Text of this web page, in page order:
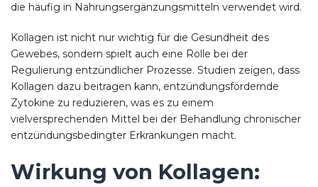
die häufig in Nahrungsergänzungsmitteln verwendet wird.
Kollagen ist nicht nur wichtig für die Gesundheit des
Gewebes, sondern spielt auch eine Rolle bei der
Regulierung entzündlicher Prozesse. Studien zeigen, dass
Kollagen dazu beitragen kann, entzündungsfördernde
Zytokine zu reduzieren, was es zu einem
vielversprechenden Mittel bei der Behandlung chronischer
entzündungsbedingter Erkrankungen macht.
Wirkung von Kollagen: